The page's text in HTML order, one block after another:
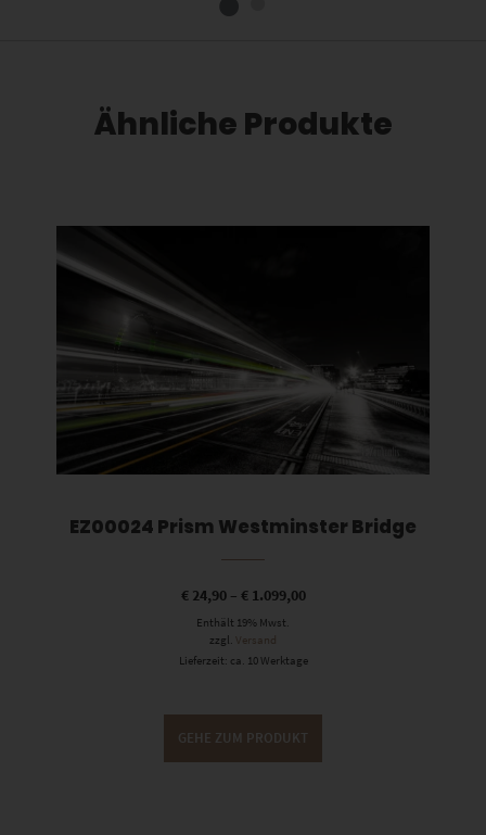
Ähnliche Produkte
Dieses Produkt weist mehrere Varianten auf. Die Optionen können auf der Produktseite gewählt werden
EZ00024 Prism Westminster Bridge
€24,90– €1.099,00
Enthält 19% Mwst.
zzgl. Versand
Lieferzeit: ca. 10 Werktage
GEHE ZUM PRODUKT